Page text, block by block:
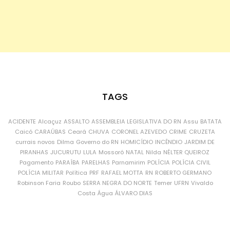
TAGS
ACIDENTE Alcaçuz ASSALTO ASSEMBLEIA LEGISLATIVA DO RN Assu BATATA
Caicó CARAÚBAS Ceará CHUVA CORONEL AZEVEDO CRIME CRUZETA
currais novos Dilma Governo do RN HOMICÍDIO INCÊNDIO JARDIM DE
PIRANHAS JUCURUTU LULA Mossoró NATAL Nilda NÉLTER QUEIROZ
Pagamento PARAÍBA PARELHAS Parnamirim POLÍCIA POLÍCIA CIVIL
POLÍCIA MILITAR Política PRF RAFAEL MOTTA RN ROBERTO GERMANO
Robinson Faria Roubo SERRA NEGRA DO NORTE Temer UFRN Vivaldo
Costa Água ÁLVARO DIAS